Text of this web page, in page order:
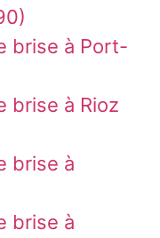
brise à Port-
brise à Rioz
brise à
brise à